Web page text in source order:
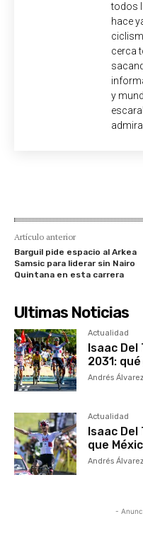
todos
hace
cerca
y
Artículo anterior
Barguil pide espacio al Arkea
Samsic para liderar sin Nairo
Quintana en esta carrera
Ultimas Noticias
Actualidad
Isaac
2031:
Andrés
Actualidad
Isaac
que
Andrés
-